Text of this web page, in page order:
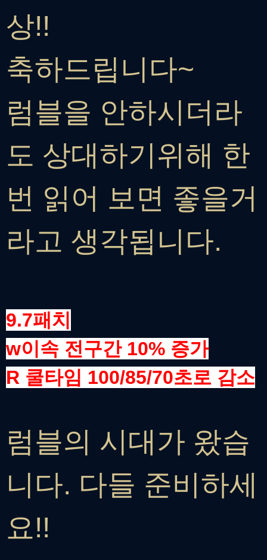
상!!
축하드립니다~
럼블을 안하시더라
도 상대하기위해 한
번 읽어 보면 좋을거
라고 생각됩니다.
9.7패치
w이속 전구간 10% 증가
R 쿨타임 100/85/70초로 감소
럼블의 시대가 왔습
니다. 다들 준비하세
요!!